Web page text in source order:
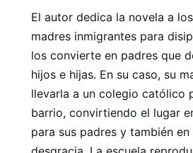
El autor dedica la novela a
madres inmigrantes para
los convierte en padres que
hijos e hijas. En su caso, su
llevarla a un colegio católico
barrio, convirtiendo el lugar
para sus padres y también en